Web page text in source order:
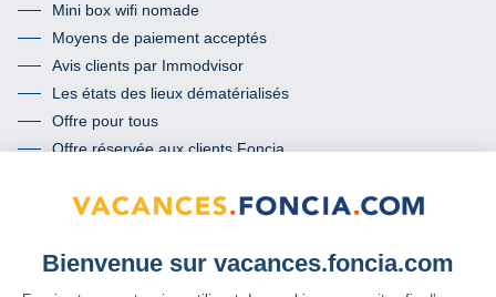
Mini box wifi nomade
Moyens de paiement acceptés
Avis clients par Immodvisor
Les états des lieux dématérialisés
Offre pour tous
Offre réservée aux clients Foncia
Communauté
Facebook